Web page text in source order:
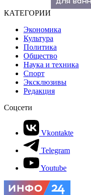
КАТЕГОРИИ
Экономика
Культура
Политика
Общество
Наука и техника
Спорт
Эксклюзивы
Редакция
Соцсети
Vkontakte
Telegram
Youtube